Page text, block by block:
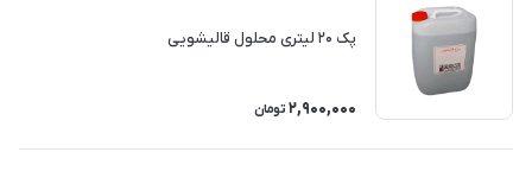
پک 20 لیتری محلول قالیشویی
2,900,000 تومان